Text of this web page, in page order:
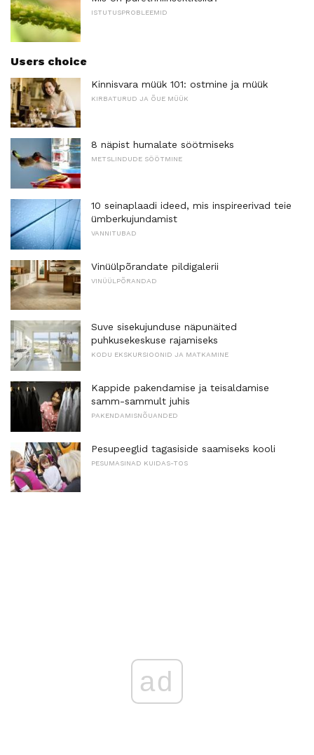
ISTUTUSPROBLEEMID
Users choice
Kinnisvara müük 101: ostmine ja müük
KIRBATURUD JA ÕUE MÜÜK
8 näpist humalate söötmiseks
METSLINDUDE SÖÖTMINE
10 seinaplaadi ideed, mis inspireerivad teie
ümberkujundamist
VANNITUBAD
Vinüülpõrandate pildigalerii
VINÜÜLPÕRANDAD
Suve sisekujunduse näpunäited
puhkusekeskuse rajamiseks
KODU EKSKURSIOONID JA MATKAMINE
Kappide pakendamise ja teisaldamise
samm-sammult juhis
PAKENDAMISNÕUANDED
Pesupeeglid tagasiside saamiseks kooli
PESUMASINAD KUIDAS-TOS
ad